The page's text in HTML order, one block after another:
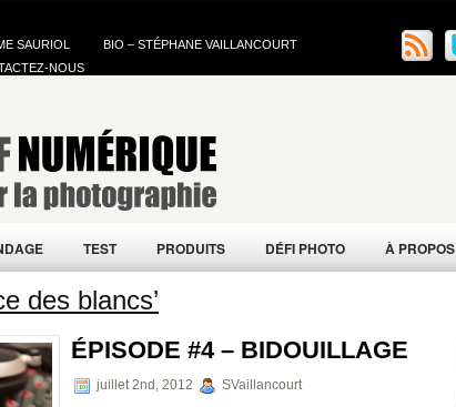
SAURIOL
BIO – STÉPHANE VAILLANCOURT
NOUS
TEST PRODUITS DÉFI PHOTO À PROPOS
des blancs’
ÉPISODE #4 – BIDOUILLAGE
juillet 2nd, 2012 SVaillancourt